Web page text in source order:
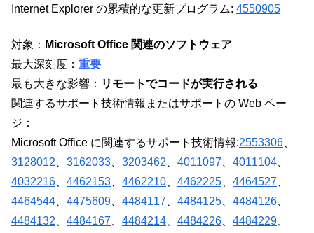
Internet Explorer の累積的な更新プログラム: 4550905
対象： Microsoft Office 関連のソフトウェア
最大深刻度： 重要
最も大きな影響： リモートでコードが実行される
関連するサポート技術情報またはサポートの Web ペー
ジ：
Microsoft Office に関連するサポート技術情報:2553306
3128012
3162033 3203462 4011097 4011104
4032216
4462153 4462210 4462225 4464527
4464544
4475609 4484117 4484125 4484126
4484132
4484167 4484214 4484226 4484229